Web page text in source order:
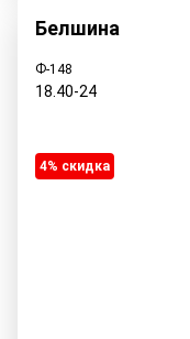
Белшина
Ф-148
18.40-24
4% cкидка